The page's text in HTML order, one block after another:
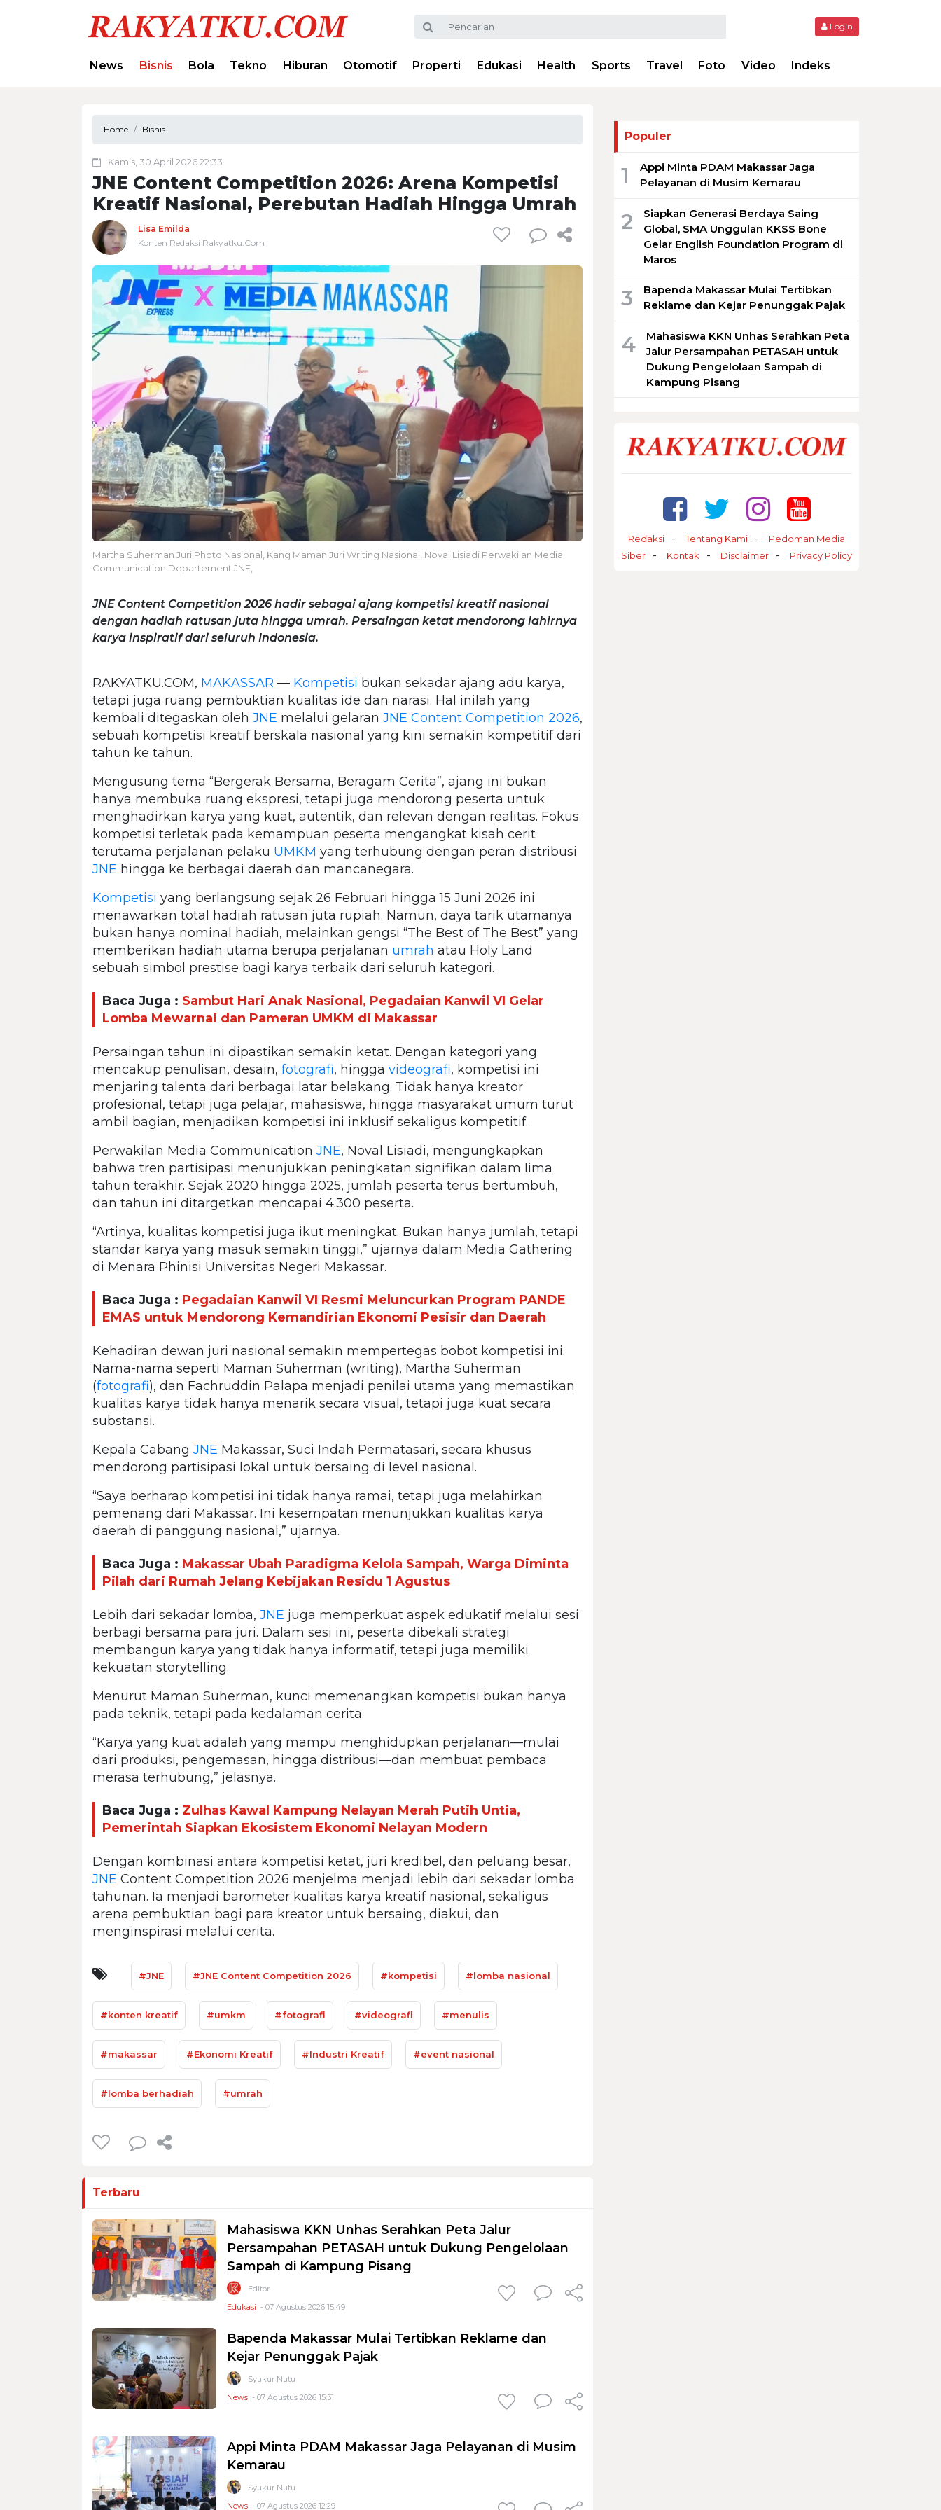
Login
News Bisnis Bola Tekno Hiburan Otomotif Properti Edukasi Health Sports Travel Foto Video Indeks
Home Bisnis
Kamis, 30 April 2026 22:33
JNE Content Competition 2026: Arena Kompetisi
Kreatif Nasional, Perebutan Hadiah Hingga Umrah
Lisa Emilda
Konten Redaksi Rakyatku.Com
Martha Suherman Juri Photo Nasional, Kang Maman Juri Writing Nasional, Noval Lisiadi Perwakilan Media
Communication Departement JNE,
JNE Content Competition 2026 hadir sebagai ajang kompetisi kreatif nasional
dengan hadiah ratusan juta hingga umrah. Persaingan ketat mendorong lahirnya
karya inspiratif dari seluruh Indonesia.
RAKYATKU.COM, MAKASSAR — Kompetisi bukan sekadar ajang adu karya,
tetapi juga ruang pembuktian kualitas ide dan narasi. Hal inilah yang
kembali ditegaskan oleh JNE melalui gelaran JNE Content Competition 2026,
sebuah kompetisi kreatif berskala nasional yang kini semakin kompetitif dari
tahun ke tahun.
Mengusung tema “Bergerak Bersama, Beragam Cerita”, ajang ini bukan
hanya membuka ruang ekspresi, tetapi juga mendorong peserta untuk
menghadirkan karya yang kuat, autentik, dan relevan dengan realitas. Fokus
kompetisi terletak pada kemampuan peserta mengangkat kisah cerit
terutama perjalanan pelaku UMKM yang terhubung dengan peran distribusi
JNE hingga ke berbagai daerah dan mancanegara.
Kompetisi yang berlangsung sejak 26 Februari hingga 15 Juni 2026 ini
menawarkan total hadiah ratusan juta rupiah. Namun, daya tarik utamanya
bukan hanya nominal hadiah, melainkan gengsi “The Best of The Best” yang
memberikan hadiah utama berupa perjalanan umrah atau Holy Land
sebuah simbol prestise bagi karya terbaik dari seluruh kategori.
Baca Juga : Sambut Hari Anak Nasional, Pegadaian Kanwil VI Gelar
Lomba Mewarnai dan Pameran UMKM di Makassar
Persaingan tahun ini dipastikan semakin ketat. Dengan kategori yang
mencakup penulisan, desain, fotografi, hingga videografi, kompetisi ini
menjaring talenta dari berbagai latar belakang. Tidak hanya kreator
profesional, tetapi juga pelajar, mahasiswa, hingga masyarakat umum turut
ambil bagian, menjadikan kompetisi ini inklusif sekaligus kompetitif.
Perwakilan Media Communication JNE, Noval Lisiadi, mengungkapkan
bahwa tren partisipasi menunjukkan peningkatan signifikan dalam lima
tahun terakhir. Sejak 2020 hingga 2025, jumlah peserta terus bertumbuh,
dan tahun ini ditargetkan mencapai 4.300 peserta.
“Artinya, kualitas kompetisi juga ikut meningkat. Bukan hanya jumlah, tetapi
standar karya yang masuk semakin tinggi,” ujarnya dalam Media Gathering
di Menara Phinisi Universitas Negeri Makassar.
Baca Juga : Pegadaian Kanwil VI Resmi Meluncurkan Program PANDE
EMAS untuk Mendorong Kemandirian Ekonomi Pesisir dan Daerah
Kehadiran dewan juri nasional semakin mempertegas bobot kompetisi ini.
Nama-nama seperti Maman Suherman (writing), Martha Suherman
(fotografi), dan Fachruddin Palapa menjadi penilai utama yang memastikan
kualitas karya tidak hanya menarik secara visual, tetapi juga kuat secara
substansi.
Kepala Cabang JNE Makassar, Suci Indah Permatasari, secara khusus
mendorong partisipasi lokal untuk bersaing di level nasional.
“Saya berharap kompetisi ini tidak hanya ramai, tetapi juga melahirkan
pemenang dari Makassar. Ini kesempatan menunjukkan kualitas karya
daerah di panggung nasional,” ujarnya.
Baca Juga : Makassar Ubah Paradigma Kelola Sampah, Warga Diminta
Pilah dari Rumah Jelang Kebijakan Residu 1 Agustus
Lebih dari sekadar lomba, JNE juga memperkuat aspek edukatif melalui sesi
berbagi bersama para juri. Dalam sesi ini, peserta dibekali strategi
membangun karya yang tidak hanya informatif, tetapi juga memiliki
kekuatan storytelling.
Menurut Maman Suherman, kunci memenangkan kompetisi bukan hanya
pada teknik, tetapi pada kedalaman cerita.
“Karya yang kuat adalah yang mampu menghidupkan perjalanan—mulai
dari produksi, pengemasan, hingga distribusi—dan membuat pembaca
merasa terhubung,” jelasnya.
Baca Juga : Zulhas Kawal Kampung Nelayan Merah Putih Untia,
Pemerintah Siapkan Ekosistem Ekonomi Nelayan Modern
Dengan kombinasi antara kompetisi ketat, juri kredibel, dan peluang besar,
JNE Content Competition 2026 menjelma menjadi lebih dari sekadar lomba
tahunan. Ia menjadi barometer kualitas karya kreatif nasional, sekaligus
arena pembuktian bagi para kreator untuk bersaing, diakui, dan
menginspirasi melalui cerita.
#JNE #JNE Content Competition 2026 #kompetisi #lomba nasional
#konten kreatif #umkm #fotografi #videografi #menulis
#makassar #Ekonomi Kreatif #Industri Kreatif #event nasional
#lomba berhadiah #umrah
Terbaru
Mahasiswa KKN Unhas Serahkan Peta Jalur
Persampahan PETASAH untuk Dukung Pengelolaan
Sampah di Kampung Pisang
Editor
Edukasi - 07 Agustus 2026 15:49
Bapenda Makassar Mulai Tertibkan Reklame dan
Kejar Penunggak Pajak
Syukur Nutu
News - 07 Agustus 2026 15:31
Appi Minta PDAM Makassar Jaga Pelayanan di Musim
Kemarau
Syukur Nutu
News - 07 Agustus 2026 12:29
Populer
1
Appi Minta PDAM Makassar Jaga
Pelayanan di Musim Kemarau
2
Siapkan Generasi Berdaya Saing
Global, SMA Unggulan KKSS Bone
Gelar English Foundation Program di
Maros
3
Bapenda Makassar Mulai Tertibkan
Reklame dan Kejar Penunggak Pajak
4
Mahasiswa KKN Unhas Serahkan Peta
Jalur Persampahan PETASAH untuk
Dukung Pengelolaan Sampah di
Kampung Pisang
Redaksi Tentang Kami
Pedoman Media
Siber
Kontak Disclaimer Privacy Policy